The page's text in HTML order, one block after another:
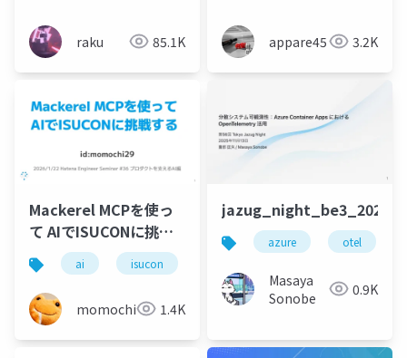
raku 85.1K appare45 3.2K
Mackerel MCPを使っ
て AIでISUCONに挑戦
する
ai isucon
momochi 1.4K
azure otel
Masaya
Sonobe
0.9K